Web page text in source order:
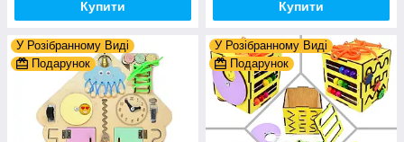
Купити Купити
У Розібранному Виді
Подарунок
У Розібранному Виді
Подарунок